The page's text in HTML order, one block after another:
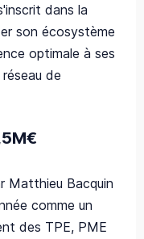
dans la
son écosystème
optimale à ses
de
Matthieu Bacquin
comme un
des TPE, PME